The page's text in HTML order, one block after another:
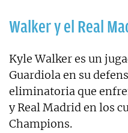
Walker y el Real
Kyle Walker es un
Guardiola en su
eliminatoria que
y Real Madrid en los
Champions.